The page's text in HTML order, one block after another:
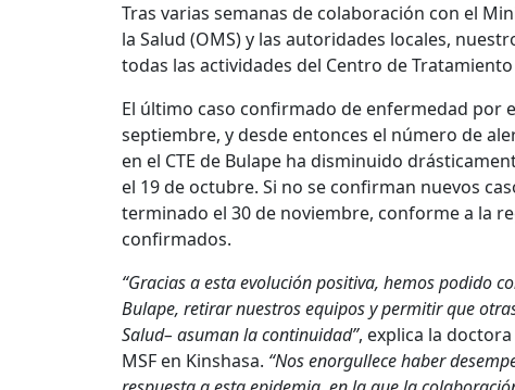
Tras varias semanas de colaboración con el
la Salud (OMS) y las autoridades locales,
todas las actividades del Centro de Tratamiento
El último caso confirmado de enfermedad por
septiembre, y desde entonces el número de
en el CTE de Bulape ha disminuido
el 19 de octubre. Si no se confirman nuevos
terminado el 30 de noviembre, conforme a la
confirmados.
“Gracias a esta evolución positiva, hemos podido
Bulape, retirar nuestros equipos y permitir que
Salud– asuman la continuidad”, explica la
MSF en Kinshasa. “Nos enorgullece haber